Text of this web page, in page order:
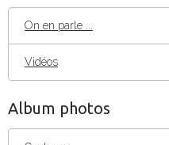
On en parle ...
Vidéos
Album photos